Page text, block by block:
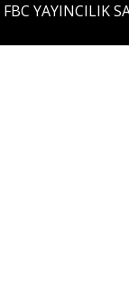
FBC YAYINCILIK